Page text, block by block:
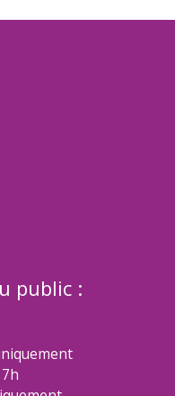
public :